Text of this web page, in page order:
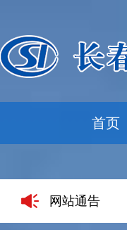
首页
网站通告